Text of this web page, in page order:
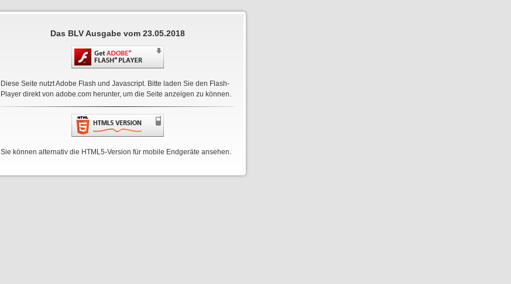
Das BLV Ausgabe vom 23.05.2018
Diese Seite nutzt Adobe Flash und Javascript. Bitte laden Sie den Flash-
Player direkt von adobe.com herunter, um die Seite anzeigen zu können.
Sie können alternativ die HTML5-Version für mobile Endgeräte ansehen.